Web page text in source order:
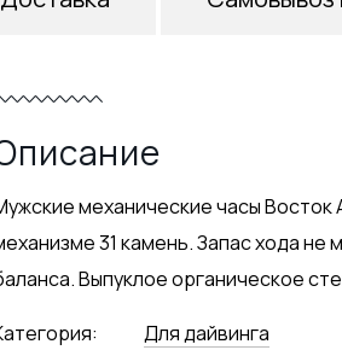
механические часы
31 камень. Запас хода
Выпуклое органическое
Для дайвинга